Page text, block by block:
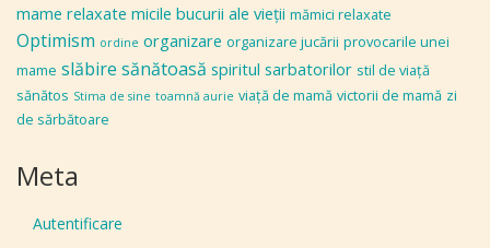
mame relaxate micile bucurii ale vieţii mămici relaxate
Optimism ordine organizare organizare jucării provocarile unei
mame slăbire sănătoasă spiritul sarbatorilor stil de viaţă
sănătos Stima de sine toamnă aurie viaţă de mamă victorii de mamă zi
de sărbătoare
Meta
Autentificare